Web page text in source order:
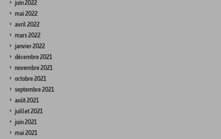
juin 2022
mai 2022
avril 2022
mars 2022
janvier 2022
décembre 2021
novembre 2021
octobre 2021
septembre 2021
août 2021
juillet 2021
juin 2021
mai 2021